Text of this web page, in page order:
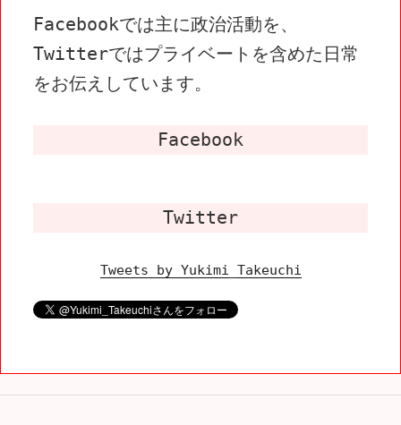
Facebookでは主に政治活動を、
Twitterではプライベートを含めた日常
をお伝えしています。
Facebook
Twitter
Tweets by Yukimi_Takeuchi